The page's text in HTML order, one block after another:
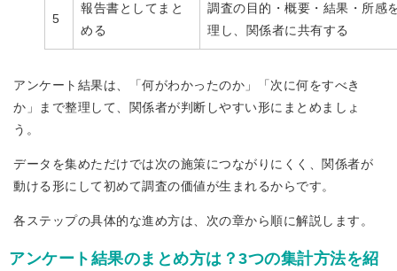
5
報告書としてまと
める
調査の目的・概要・結果・所感
理し、関係者に共有する
アンケート結果は、「何がわかったのか」「次に何をすべき
か」まで整理して、関係者が判断しやすい形にまとめましょ
う。
データを集めただけでは次の施策につながりにくく、関係者が
動ける形にして初めて調査の価値が生まれるからです。
各ステップの具体的な進め方は、次の章から順に解説します。
アンケート結果のまとめ方は？3つの集計方法を紹